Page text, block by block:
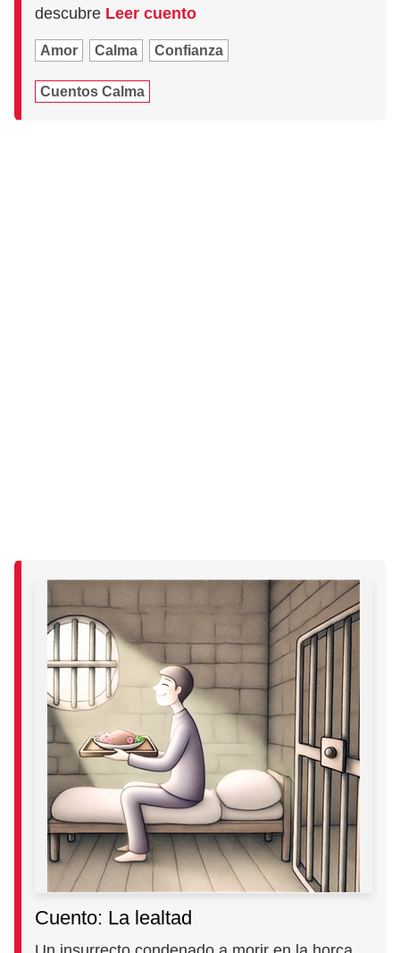
descubre Leer cuento
Amor Calma Confianza
Cuentos Calma
Cuento: La lealtad